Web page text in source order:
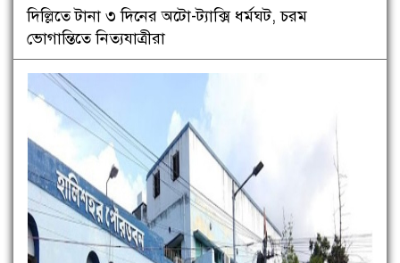
দিল্লিতে টানা ৩ দিনের অটো-ট্যাক্সি ধর্মঘট, চরম
ভোগান্তিতে নিত্যযাত্রীরা